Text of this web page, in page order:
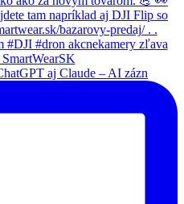
aj Claude – AI zázn